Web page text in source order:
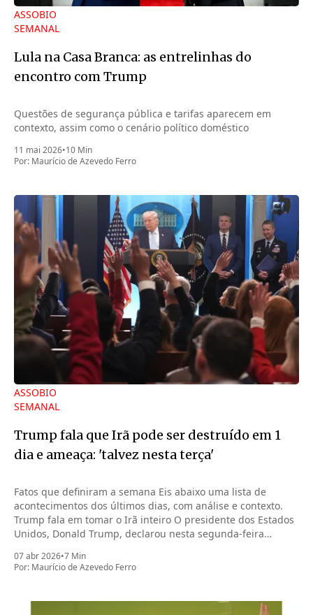
ASSOBIO
SEMANAL
Lula na Casa Branca: as entrelinhas do
encontro com Trump
Questões de segurança pública e tarifas aparecem em
contexto, assim como o cenário político doméstico
11 mai 2026•10 Min
Por: Maurício de Azevedo Ferro
ASSOBIO
SEMANAL
Trump fala que Irã pode ser destruído em 1
dia e ameaça: 'talvez nesta terça'
Fatos que definiram a semana Eis abaixo uma lista de
acontecimentos dos últimos dias, com análise e contexto.
Trump fala em tomar o Irã inteiro O presidente dos Estados
Unidos, Donald Trump, declarou nesta segunda-feira
terça-feira (7.abr)
07 abr 2026•7 Min
Por: Maurício de Azevedo Ferro